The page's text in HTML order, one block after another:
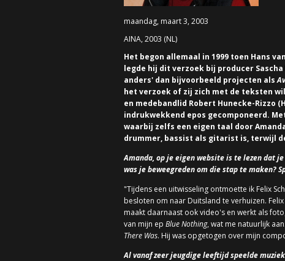
maandag, maart 3, 2003
AINA, 2003 (NL)
Het begon allemaal in 1999 toen Hans
legde hij dit verzoek bij producer
anders' dan bijvoorbeeld projecten als
het verzoek of zij zich met de teksten
en medebandlid Robert Hunecke-Rizzo
indrukwekkend epos gecomponeerd.
waarbij zelfs een eigen taal door
drummer, bassist als gitarist is, terwijl
Amanda, op je eigen website is te lezen dat
was je beweegreden om die stap te maken?
"Tijdens een uitwisseling ontmoette ik Felix
besloten om naar Duitsland te verhuizen.
maakt daarnaast ook video's en werkt als
van mijn ep Blue Nothing, wat me natuurlijk
There Was. Hij was opgetogen over mijn
Al vanaf zeer jeugdige leeftijd speelde